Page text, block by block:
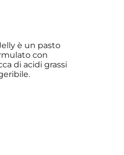
è un pasto
con
di acidi grassi